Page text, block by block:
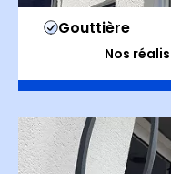
Gouttière
Nos